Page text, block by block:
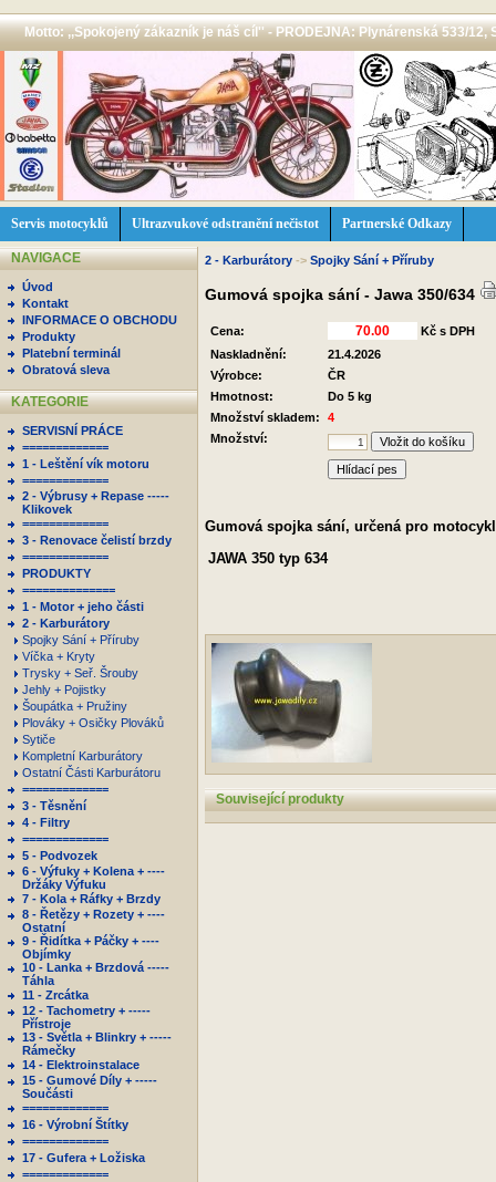
Motto: ,,Spokojený zákazník je náš cíl'' - PRODEJNA: Plynárenská 533/12,
Servis motocyklů Ultrazvukové odstranění nečistot Partnerské Odkazy
NAVIGACE
Úvod
Kontakt
INFORMACE O OBCHODU
Produkty
Platební terminál
Obratová sleva
KATEGORIE
SERVISNÍ PRÁCE
=============
1 - Leštění vík motoru
=============
2 - Výbrusy + Repase -----
Klikovek
=============
3 - Renovace čelistí brzdy
=============
PRODUKTY
==============
1 - Motor + jeho části
2 - Karburátory
Spojky Sání + Příruby
Víčka + Kryty
Trysky + Seř. Šrouby
Jehly + Pojistky
Šoupátka + Pružiny
Plováky + Osičky Plováků
Sytiče
Kompletní Karburátory
Ostatní Části Karburátoru
=============
3 - Těsnění
4 - Filtry
=============
5 - Podvozek
6 - Výfuky + Kolena + ----
Držáky Výfuku
7 - Kola + Ráfky + Brzdy
8 - Řetězy + Rozety + ----
Ostatní
9 - Řidítka + Páčky + ----
Objímky
10 - Lanka + Brzdová -----
Táhla
11 - Zrcátka
12 - Tachometry + -----
Přístroje
13 - Světla + Blinkry + -----
Rámečky
14 - Elektroinstalace
15 - Gumové Díly + -----
Součásti
=============
16 - Výrobní Štítky
=============
17 - Gufera + Ložiska
=============
2 - Karburátory -> Spojky Sání + Příruby
Gumová spojka sání - Jawa 350/634
Cena:
Kč s DPH
Naskladnění:
21.4.2026
Výrobce:
ČR
Hmotnost:
Do 5 kg
Množství skladem:
4
Množství:
Hlídací pes
Gumová spojka sání, určená pro
JAWA 350 typ 634
Související produkty